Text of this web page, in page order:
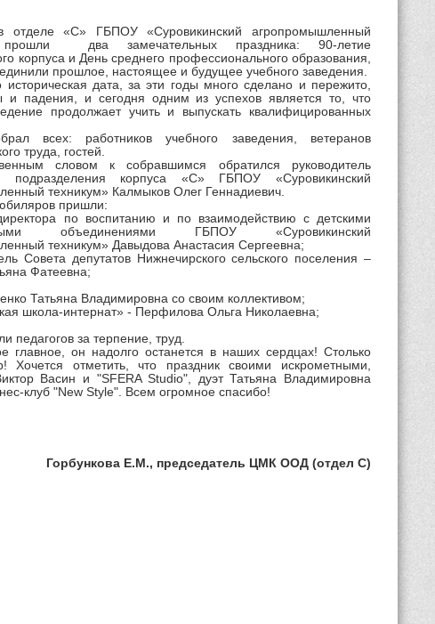
отделе «С» ГБПОУ «Суровикинский агропромышленный
прошли два замечательных праздника: 90-летие
корпуса и День среднего профессионального образования,
прошлое, настоящее и будущее учебного заведения.
историческая дата, за эти годы много сделано и пережито,
и падения, и сегодня одним из успехов является то, что
продолжает учить и выпускать квалифицированных
всех: работников учебного заведения, ветеранов
труда, гостей.
словом к собравшимся обратился руководитель
подразделения корпуса «С» ГБПОУ «Суровикинский
техникум» Калмыков Олег Геннадиевич.
пришли:
по воспитанию и по взаимодействию с детскими
объединениями ГБПОУ «Суровикинский
техникум» Давыдова Анастасия Сергеевна;
Совета депутатов Нижнечирского сельского поселения –
Фатеевна;
Татьяна Владимировна со своим коллективом;
школа-интернат» - Перфилова Ольга Николаевна;
за терпение, труд.
главное, он надолго останется в наших сердцах! Столько
отметить, что праздник своими искрометными,
Васин и "SFERA Studio", дуэт Татьяна Владимировна
клуб "New Style". Всем огромное спасибо!
Горбункова Е.М., председатель ЦМК ООД (отдел С)